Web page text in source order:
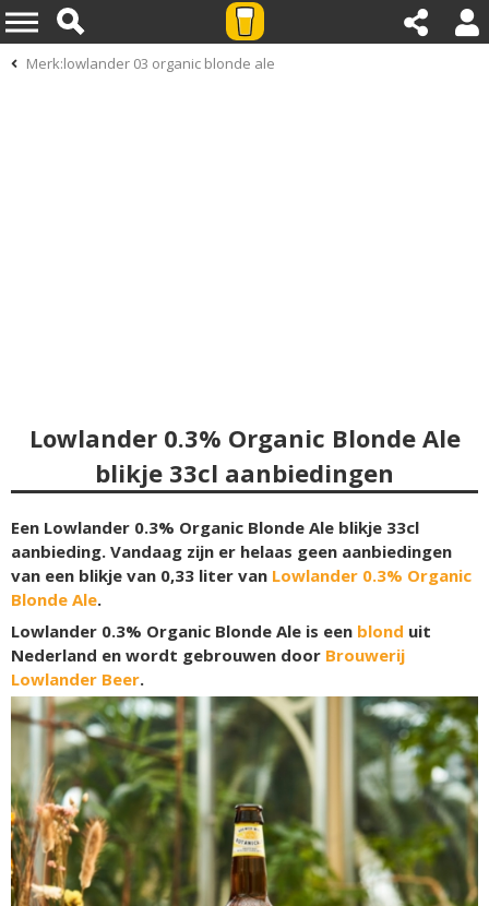
Merk:lowlander 03 organic blonde ale
Lowlander 0.3% Organic Blonde Ale
blikje 33cl aanbiedingen
Een Lowlander 0.3% Organic Blonde Ale blikje 33cl
aanbieding. Vandaag zijn er helaas geen aanbiedingen
van een blikje van 0,33 liter van Lowlander 0.3% Organic
Blonde Ale.
Lowlander 0.3% Organic Blonde Ale is een blond uit
Nederland en wordt gebrouwen door Brouwerij
Lowlander Beer.